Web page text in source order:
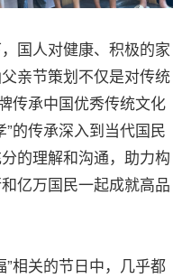
国人对健康、积极的家
亲节策划不仅是对传统
传承中国优秀传统文化
的传承深入到当代国民
的理解和沟通，助力构
亿万国民一起成就高品
关的节日中，几乎都